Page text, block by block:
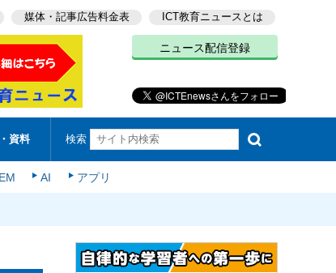
媒体・記事広告料金表 ICT教育ニュースとは
ニュース配信登録
資料 検索
AI アプリ